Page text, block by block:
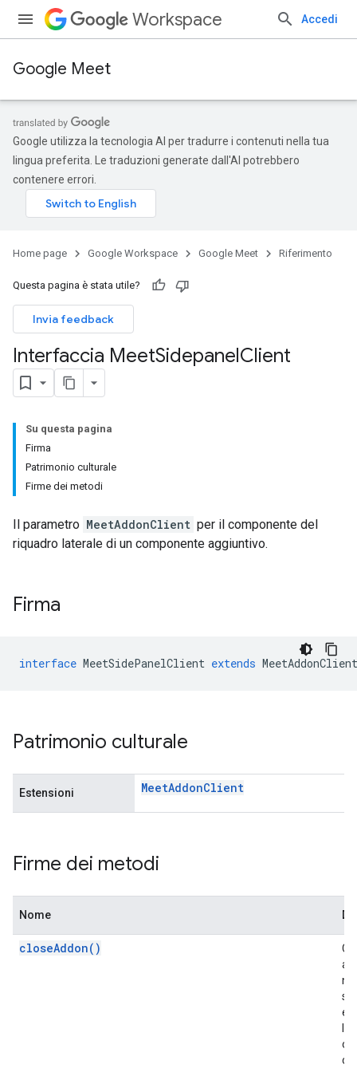
Workspace Accedi
Google Meet
Google utilizza la tecnologia AI per tradurre i contenuti nella tua
lingua preferita. Le traduzioni generate dall'AI potrebbero
contenere errori.
Home page Google Workspace Google Meet Riferimento
Questa pagina è stata utile?
Invia feedback
Interfaccia MeetSidepanelClient
Su questa pagina
Firma
Patrimonio culturale
Firme dei metodi
Il parametro MeetAddonClient per il componente del
riquadro laterale di un componente aggiuntivo.
Firma
interface MeetSidePanelClient extends MeetAddonClient
Patrimonio culturale
Estensioni MeetAddonClient
Firme dei metodi
Nome
closeAddon()
e